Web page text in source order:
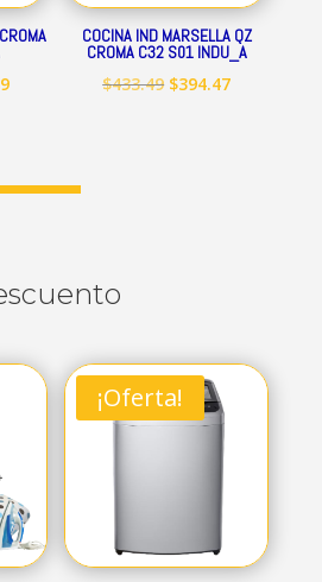
El
COCINA IND MARSELLA QZ
CROMA C32 S01 INDU_A
$433.49 El
$394.47El
¡Oferta!